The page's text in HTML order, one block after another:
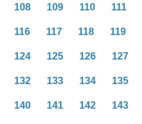
108 109 110 111
116 117 118 119
124 125 126 127
132 133 134 135
140 141 142 143